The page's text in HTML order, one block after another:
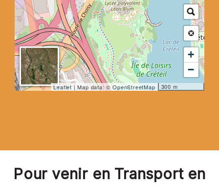
+
−
300 m
Leaflet| Map data: ©OpenStreetMap
Pour venir en Transport en